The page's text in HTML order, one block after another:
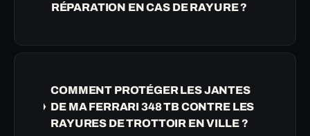
RÉPARATION EN CAS DE RAYURE ?
COMMENT PROTÉGER LES JANTES
DE MA FERRARI 348 TB CONTRE LES
RAYURES DE TROTTOIR EN VILLE ?